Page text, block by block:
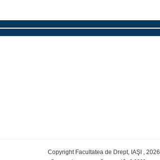
Copyright Facultatea de Drept, IAŞI , 2026